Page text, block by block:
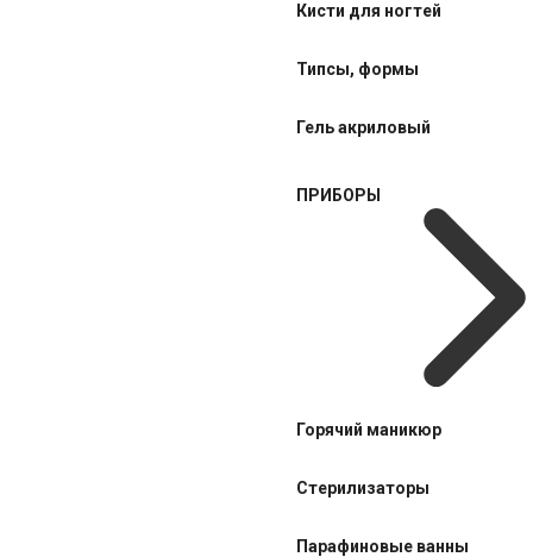
Кисти для ногтей
Типсы, формы
Гель акриловый
ПРИБОРЫ
Горячий маникюр
Стерилизаторы
Парафиновые ванны